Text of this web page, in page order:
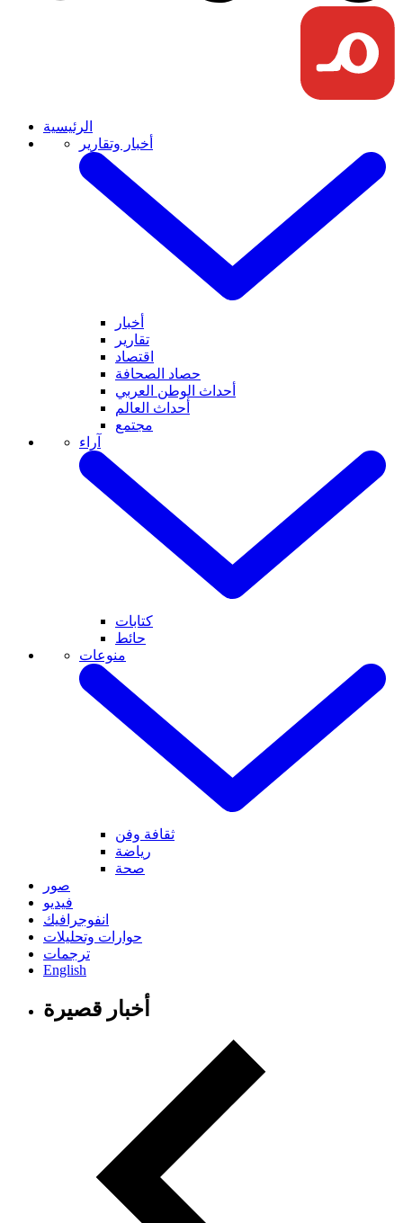
الرئيسية
أخبار وتقارير
أخبار
تقارير
اقتصاد
حصاد الصحافة
أحداث الوطن العربي
أحداث العالم
مجتمع
آراء
كتابات
حائط
منوعات
ثقافة وفن
رياضة
صحة
صور
فيديو
انفوجرافيك
حوارات وتحليلات
ترجمات
English
أخبار قصيرة